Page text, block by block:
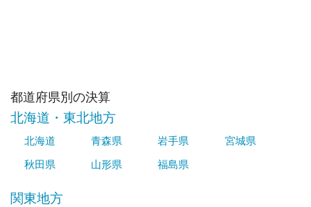
都道府県別の決算
北海道・東北地方
北海道 青森県 岩手県
宮城県
秋田県
山形県 福島県
関東地方